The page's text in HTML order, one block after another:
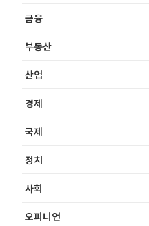
금융
부동산
산업
경제
국제
정치
사회
오피니언